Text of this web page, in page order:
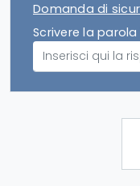
Domanda di
Scrivere la